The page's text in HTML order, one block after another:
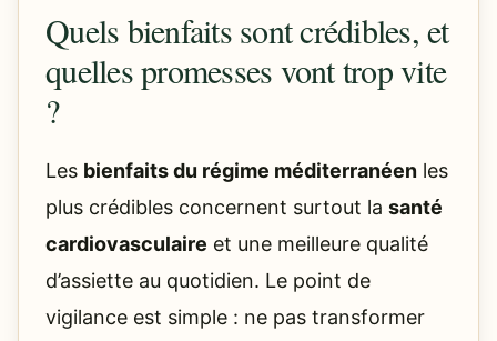
Quels bienfaits sont crédibles, et
quelles promesses vont trop vite
?
Les bienfaits du régime méditerranéen les
plus crédibles concernent surtout la santé
cardiovasculaire et une meilleure qualité
d’assiette au quotidien. Le point de
vigilance est simple : ne pas transformer